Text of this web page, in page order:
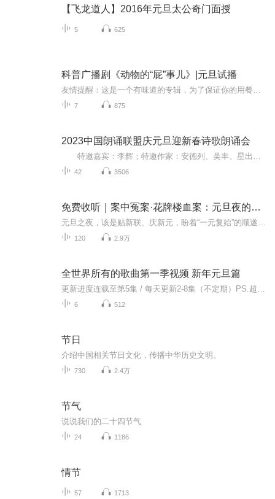
【飞龙道人】2016年元旦太公奇门面授
5 625
科普广播剧《动物的“屁”事儿》|元旦试播
7 875
2023中国朗诵联盟庆元旦迎新春诗歌朗诵会
42 3506
免费收听｜案中冤案·花牌楼血案：元旦夜的沉冤与昭雪
120 2.9万
全世界所有的歌曲第一季视频 新年元旦篇
6 512
节日
介绍中国相关节日文化，传播中华历史文明。
730 2.4万
节气
说说我们的二十四节气
24 1186
情节
57 1713